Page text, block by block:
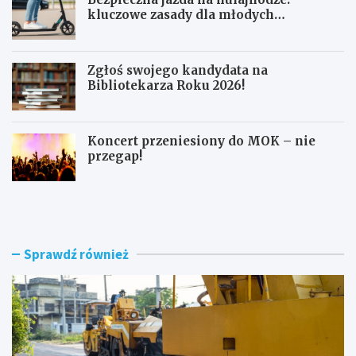
kluczowe zasady dla młodych
Zgłoś swojego kandydata na
Bibliotekarza Roku 2026!
Koncert przeniesiony do MOK – nie
przegap!
N
o
d
o
i
m
o
B
e
z
n
a
j
a
Sprawdź również